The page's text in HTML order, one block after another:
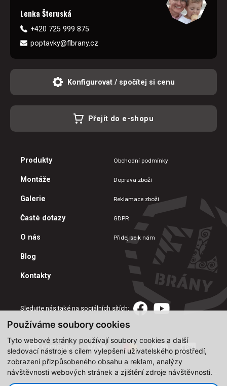
Používáme soubory cookies
Tyto webové stránky používají soubory cookies a další
sledovací nástroje s cílem vylepšení uživatelského prostředí,
zobrazení přizpůsobeného obsahu a reklam, analýzy
návštěvnosti webových stránek a zjištění zdroje návštěvnosti.
Lenka Šteruská
+420 725 999 875
poptavky@flbrany.cz
Konfigurovat / spočítej si cenu
Přejít do e-shopu
Produkty
Montáže
Galerie
Časté dotazy
O nás
Blog
Kontakty
Obchodní podmínky
Doprava zboží
Reklamace zboží
GDPR
Přidej se k nám
Sledujte nás také na sociálních sítích: